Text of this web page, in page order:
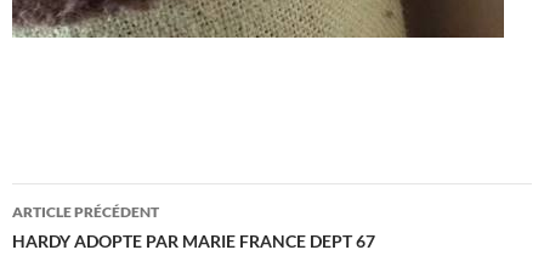
Navigation
des
ARTICLE PRÉCÉDENT
HARDY ADOPTE PAR MARIE FRANCE DEPT 67